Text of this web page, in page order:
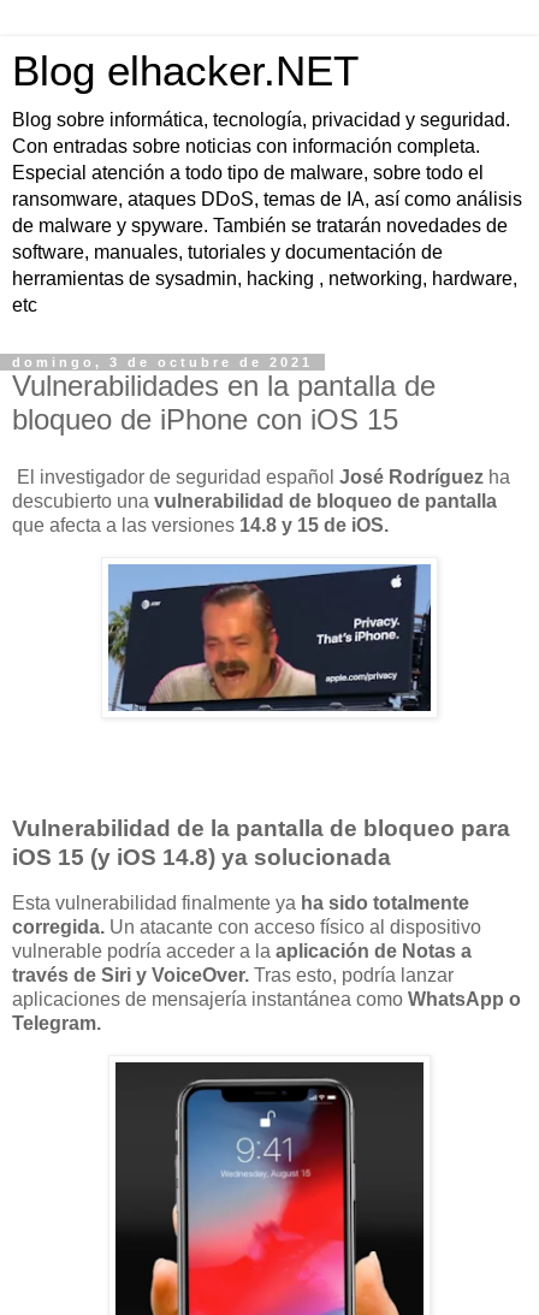
Blog elhacker.NET
Blog sobre informática, tecnología, privacidad y seguridad.
Con entradas sobre noticias con información completa.
Especial atención a todo tipo de malware, sobre todo el
ransomware, ataques DDoS, temas de IA, así como análisis
de malware y spyware. También se tratarán novedades de
software, manuales, tutoriales y documentación de
herramientas de sysadmin, hacking , networking, hardware,
etc
domingo, 3 de octubre de 2021
Vulnerabilidades en la pantalla de
bloqueo de iPhone con iOS 15
El investigador de seguridad español José Rodríguez ha
descubierto una vulnerabilidad de bloqueo de pantalla
que afecta a las versiones 14.8 y 15 de iOS.
Vulnerabilidad de la pantalla de bloqueo para
iOS 15 (y iOS 14.8) ya solucionada
Esta vulnerabilidad finalmente ya ha sido totalmente
corregida. Un atacante con acceso físico al dispositivo
vulnerable podría acceder a la aplicación de Notas a
través de Siri y VoiceOver. Tras esto, podría lanzar
aplicaciones de mensajería instantánea como WhatsApp o
Telegram.